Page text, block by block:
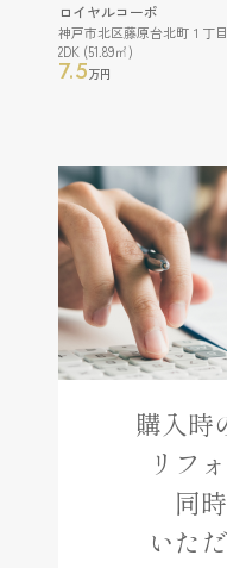
ロイヤルコーポ
神戸市北区藤原台北町１丁目
2DK (51.89㎡)
7.5万円
購入時
リフ
同
いた